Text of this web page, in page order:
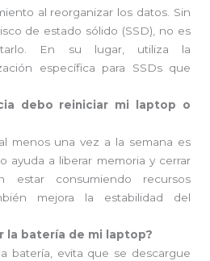
al reorganizar los datos. Sin
de estado sólido (SSD), no es
En su lugar, utiliza la
específica para SSDs que
debo reiniciar mi laptop o
menos una vez a la semana es
ayuda a liberar memoria y cerrar
estar consumiendo recursos
mejora la estabilidad del
la batería de mi laptop?
batería, evita que se descargue